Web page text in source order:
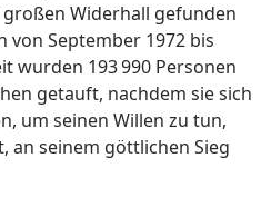
Widerhall gefunden
September 1972 bis
wurden 193 990 Personen
getauft, nachdem sie sich
um seinen Willen zu tun,
an seinem göttlichen Sieg